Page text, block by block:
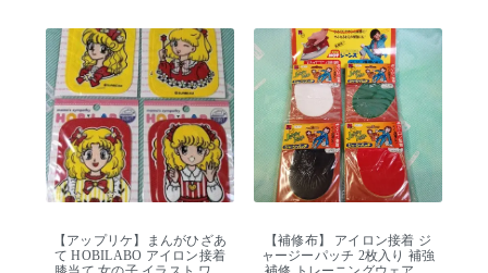
【アップリケ】まんがひざあ
て HOBILABO アイロン接着
【補修布】 アイロン接着 ジ
ャージーパッチ 2枚入り 補強